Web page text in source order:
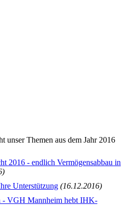
unser Themen aus dem Jahr 2016
2016 - endlich Vermögensabbau in
Unterstützung (16.12.2016)
- VGH Mannheim hebt IHK-